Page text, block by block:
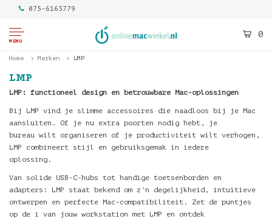
075-6163779
MENU
0
Home Merken LMP
LMP
LMP: functioneel design en betrouwbare Mac-oplossingen
Bij LMP vind je slimme accessoires die naadloos bij je Mac
aansluiten. Of je nu extra poorten nodig hebt, je
bureau wilt organiseren of je productiviteit wilt verhogen,
LMP combineert stijl en gebruiksgemak in iedere
oplossing.
Van solide USB-C-hubs tot handige toetsenborden en
adapters: LMP staat bekend om z’n degelijkheid, intuïtieve
ontwerpen en perfecte Mac-compatibiliteit. Zet de puntjes
op de i van jouw workstation met LMP en ontdek